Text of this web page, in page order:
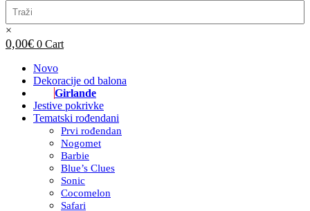
×
0,00€ 0 Cart
Novo
Dekoracije od balona
Girlande
Jestive pokrivke
Tematski rođendani
Prvi rođendan
Nogomet
Barbie
Blue’s Clues
Sonic
Cocomelon
Safari